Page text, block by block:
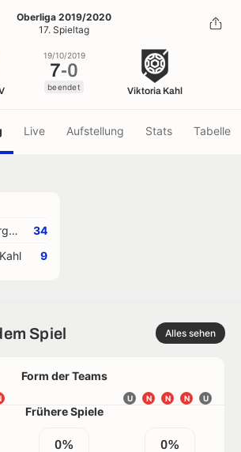
7-0
beendet
Oberliga 2019/2020
17. Spieltag
19/10/2019
7-0
beendet Viktoria Kahl
Live Aufstellung Stats Tabelle
Würzburger FV
34
9
Spiel Alles sehen
Form der Teams
U
N
N
N
U
Frühere Spiele
0% 0%